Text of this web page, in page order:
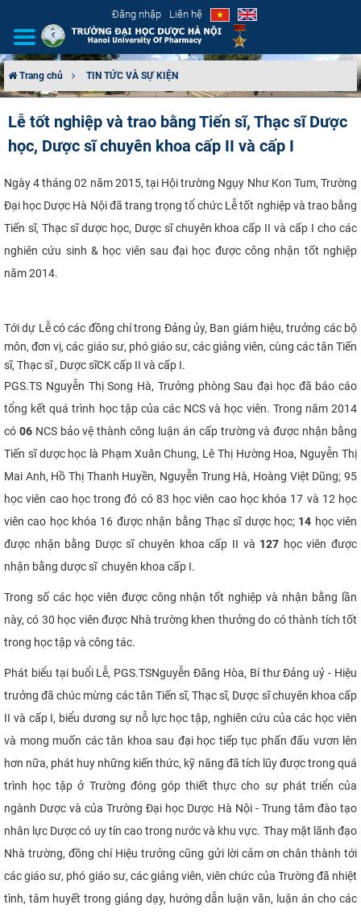
Đăng nhập Liên hệ
CƠ CẤU TỔ CHỨC
TUYỂN SINH
ĐÀO TẠO
ĐẢM BẢO CHẤT LƯỢNG
HTQT
CỰU NGƯỜI HỌC
Trang chủ TIN TỨC VÀ SỰ KIỆN
Lễ tốt nghiệp và trao bằng Tiến sĩ, Thạc sĩ Dược
học, Dược sĩ chuyên khoa cấp II và cấp I
Ngày 4 tháng 02 năm 2015, tại Hội trường Ngụy Như Kon Tum, Trường
Đại học Dược Hà Nội đã trang trọng tổ chức Lễ tốt nghiệp và trao bằng
Tiến sĩ, Thạc sĩ dược học, Dược sĩ chuyên khoa cấp II và cấp I cho các
nghiên cứu sinh & học viên sau đại học được công nhận tốt nghiệp
năm 2014.​
Tới dự Lễ có các đồng chí trong Đảng ủy, Ban giám hiệu, trưởng các bộ
môn, đơn vị,các giáo sư, phó giáo sư, các giảng viên, cùng các tân Tiến
sĩ, Thạc sĩ , Dược sĩCK cấp II và cấp I.
PGS.TS Nguyễn Thị Song Hà, Trưởng phòng Sau đại học đã báo cáo
tổng kết quá trình học tập của các NCS và học viên. Trong năm 2014
có 06NCS bảo vệ thành công luận án cấp trường và được nhận bằng
Tiến sĩ dược học là Phạm Xuân Chung, Lê Thị Hường Hoa, Nguyễn Thị
Mai Anh, Hồ Thị Thanh Huyền, Nguyễn Trung Hà, Hoàng Việt Dũng; 95
học viên cao học trong đó có 83 học viên cao học khóa 17 và 12 học
viên cao học khóa 16 được nhận bằng Thạc sĩ dược học; 14 học viên
được nhận bằng Dược sĩ chuyên khoa cấp II và 127 học viên được
nhận bằng dược sĩ chuyên khoa cấp I.
Trong số các học viên được công nhận tốt nghiệp và nhận bằng lần
này, có 30 học viên được Nhà trường khen thưởng do có thành tích tốt
trong học tập và công tác.
Phát biểu tại buổi Lễ, PGS.TSNguyễn Đăng Hòa, Bí thư Đảng uỷ - Hiệu
trưởng đã chúc mừng các tân Tiến sĩ, Thạc sĩ, Dược sĩ chuyên khoa cấp
II và cấp I, biểu dương sự nỗ lực học tập, nghiên cứu của các học viên
và mong muốn các tân khoa sau đại học tiếp tục phấn đấu vươn lên
hơn nữa, phát huy những kiến thức, kỹ năng đã tích lũy được trong quá
trình học tập ở Trường đóng góp thiết thực cho sự phát triển của
ngành Dược và của Trường Đại học Dược Hà Nội - Trung tâm đào tạo
nhân lực Dược có uy tín cao trong nước và khu vực. Thay mặt lãnh đạo
Nhà trường, đồng chí Hiệu trưởng cũng gửi lời cảm ơn chân thành tới
các giáo sư, phó giáo sư, các giảng viên, viên chức của Trường đã nhiệt
tình, tâm huyết trong giảng dạy, hướng dẫn luận văn, luận án cho các